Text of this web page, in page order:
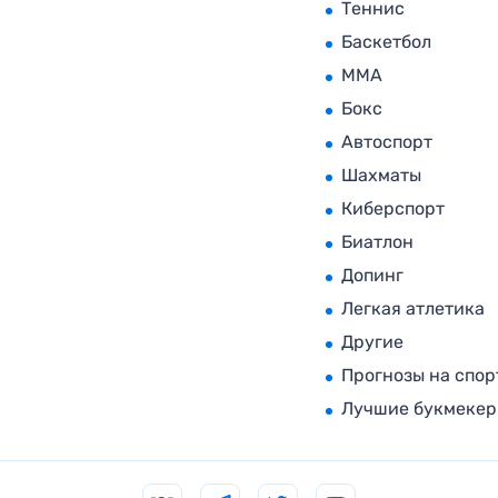
Теннис
Баскетбол
MMA
Бокс
Автоспорт
Шахматы
Киберспорт
Биатлон
Допинг
Легкая атлетика
Другие
Прогнозы на
Лучшие